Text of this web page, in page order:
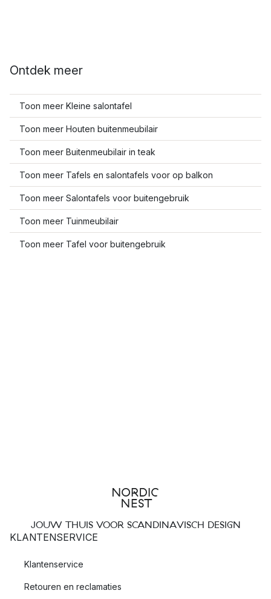
Ontdek meer
Toon meer Kleine salontafel
Toon meer Houten buitenmeubilair
Toon meer Buitenmeubilair in teak
Toon meer Tafels en salontafels voor op balkon
Toon meer Salontafels voor buitengebruik
Toon meer Tuinmeubilair
Toon meer Tafel voor buitengebruik
JOUW THUIS VOOR SCANDINAVISCH DESIGN
KLANTENSERVICE
Klantenservice
Retouren en reclamaties